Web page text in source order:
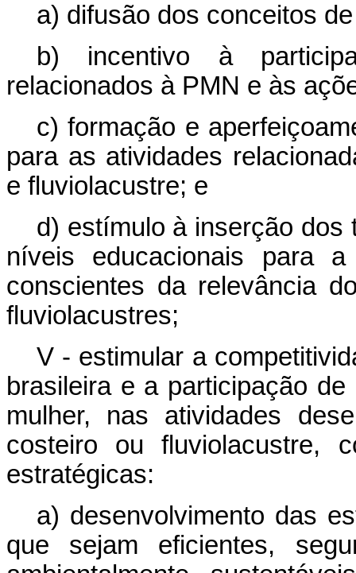
a) difusão dos conceitos
b) incentivo à
relacionados à PMN e às
c) formação e
para as atividades
e fluviolacustre; e
d) estímulo à inserção dos
níveis educacionais para
conscientes da relevância
fluviolacustres;
V - estimular a
brasileira e a participação
mulher, nas atividades
costeiro ou fluviolacustre,
estratégicas:
a) desenvolvimento das
que sejam eficientes,